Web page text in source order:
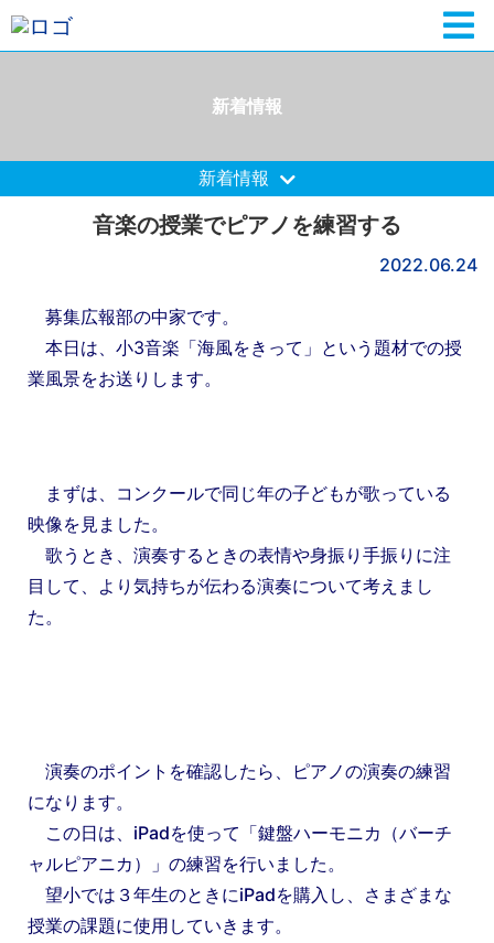
新着情報
新着情報
音楽の授業でピアノを練習する
2022.06.24
募集広報部の中家です。
本日は、小3音楽「海風をきって」という題材での授
業風景をお送りします。
まずは、コンクールで同じ年の子どもが歌っている
映像を見ました。
歌うとき、演奏するときの表情や身振り手振りに注
目して、より気持ちが伝わる演奏について考えまし
た。
演奏のポイントを確認したら、ピアノの演奏の練習
になります。
この日は、iPadを使って「鍵盤ハーモニカ（バーチ
ャルピアニカ）」の練習を行いました。
望小では３年生のときにiPadを購入し、さまざまな
授業の課題に使用していきます。